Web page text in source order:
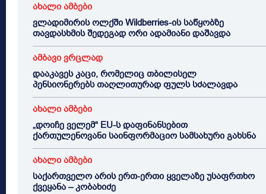
ახალი ამბები
ვლადიმირის ოლქში Wildberries-ის საწყობზე
თავდასხმის შედეგად ორი ადამიანი დაშავდა
ამბავი ვრცლად
დააკავეს კაცი, რომელიც თბილისელ
პენსიონერებს თაღლითურად ფულს სძალავდა
ახალი ამბები
„დოიჩე ველემ“ EU-ს დაფინანსებით
ქართულენოვანი საინფორმაციო სამსახური გახსნა
ახალი ამბები
საქართველო არის ერთ-ერთი ყველაზე უსაფრთხო
ქვეყანა – კობახიძე